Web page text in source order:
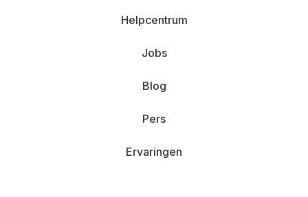
Helpcentrum
Jobs
Blog
Pers
Ervaringen